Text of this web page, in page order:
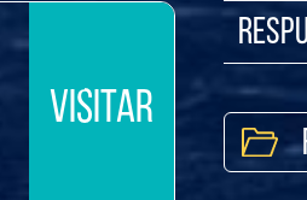
VISITAR